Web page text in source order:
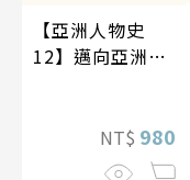
【亞洲人物史
12】邁向亞洲世
NT$ 980